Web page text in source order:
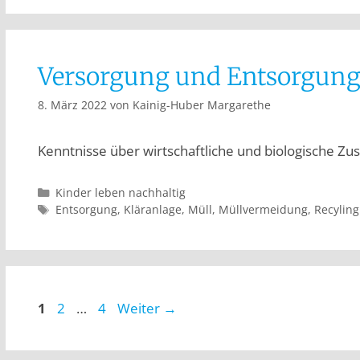
Versorgung und Entsorgung
8. März 2022 von Kainig-Huber Margarethe
Kenntnisse über wirtschaftliche und biologische
Kinder leben nachhaltig
Entsorgung, Kläranlage, Müll, Müllvermeidung, Recyling
1 2 … 4 Weiter →